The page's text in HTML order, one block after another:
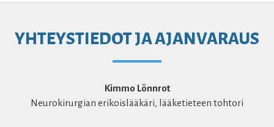
YHTEYSTIEDOT JA AJANVARAUS
Kimmo Lönnrot
Neurokirurgian erikoislääkäri, lääketieteen tohtori